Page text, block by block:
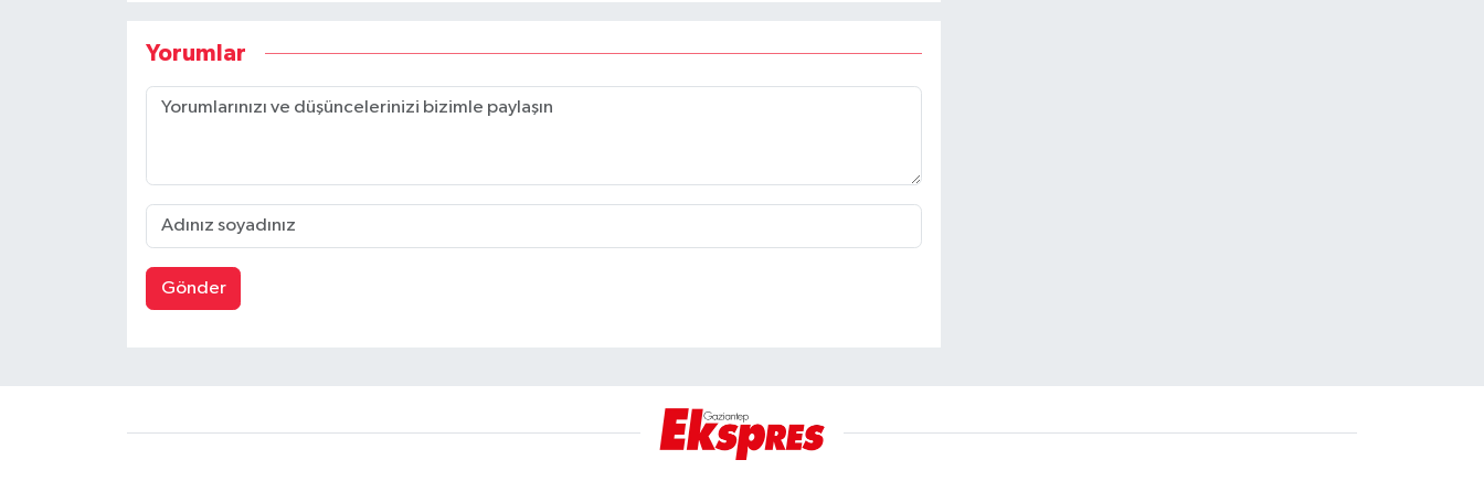
Yorumlar
Gönder